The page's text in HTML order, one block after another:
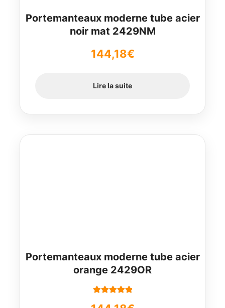
Portemanteaux moderne tube acier
noir mat 2429NM
144,18€
Lire la suite
Portemanteaux moderne tube acier
orange 2429OR